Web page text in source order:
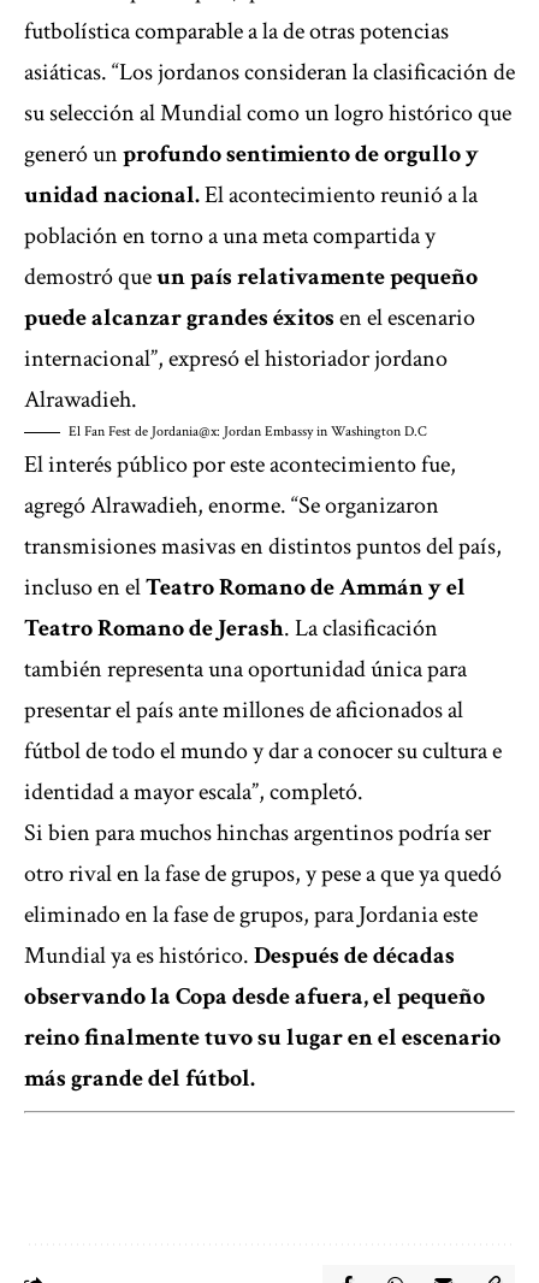
futbolística comparable a la de otras potencias
asiáticas. “Los jordanos consideran la clasificación de
su selección al Mundial como un logro histórico que
generó unprofundo sentimiento de orgullo y
unidad nacional.El acontecimiento reunió a la
población en torno a una meta compartida y
demostró queun país relativamente pequeño
puede alcanzar grandes éxitosen el escenario
internacional”, expresó el historiador jordano
Alrawadieh.
El Fan Fest de Jordania@x: Jordan Embassy in Washington D.C
El interés público por este acontecimiento fue,
agregó Alrawadieh, enorme. “Se organizaron
transmisiones masivas en distintos puntos del país,
incluso en elTeatro Romano de Ammán y el
Teatro Romano de Jerash. La clasificación
también representa una oportunidad única para
presentar el país ante millones de aficionados al
fútbol de todo el mundo y dar a conocer su cultura e
identidad a mayor escala”, completó.
Si bien para muchos hinchas argentinos podría ser
otro rival en la fase de grupos, y pese a que ya quedó
eliminado en la fase de grupos, para Jordania este
Mundial ya es histórico.Después de décadas
observando la Copa desde afuera, el pequeño
reino finalmente tuvo su lugar en el escenario
más grande del fútbol.